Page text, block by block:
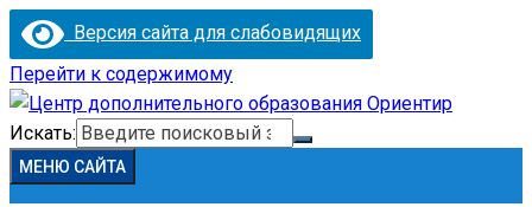
Версия сайта для слабовидящих
Перейти к содержимому
Искать:
МЕНЮ САЙТА